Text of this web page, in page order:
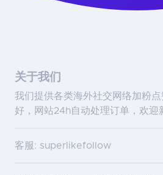
关于我们
我们提供各类海外社交网络加粉
好，网站24h自动处理订单，欢迎
客服: superlikefollow